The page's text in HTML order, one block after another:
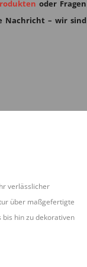
oder Fragen
Nachricht – wir sind
verlässlicher
über maßgefertigte
bis hin zu dekorativen